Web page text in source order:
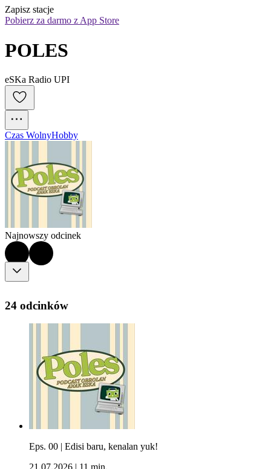
Zapisz stacje
Pobierz za darmo z App Store
POLES
eSKa Radio UPI
Czas WolnyHobby
Najnowszy odcinek
24 odcinków
Eps. 00 | Edisi baru, kenalan yuk!